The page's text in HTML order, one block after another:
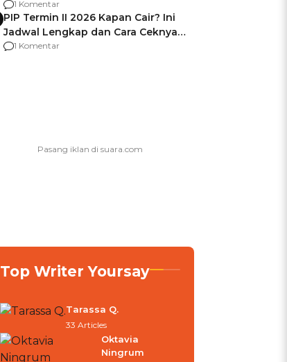
Berencana Pakai Jimat di Pakansari
1 Komentar
PIP Termin II 2026 Kapan Cair? Ini
Jadwal Lengkap dan Cara Ceknya
agar Dana Tidak Hangus!
1 Komentar
Top Writer Yoursay
Tarassa Q.
33 Articles
Oktavia
Ningrum